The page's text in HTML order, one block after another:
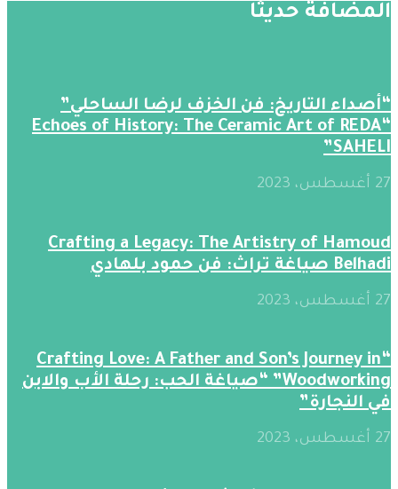
المضافة حديثََا
“أصداء التاريخ: فن الخزف لرضا الساحلي”
“Echoes of History: The Ceramic Art of REDA
SAHELI”
27 أغسطس، 2023
Crafting a Legacy: The Artistry of Hamoud
Belhadi صياغة تراث: فن حمود بلهادي
27 أغسطس، 2023
“Crafting Love: A Father and Son’s Journey in
Woodworking” “صياغة الحب: رحلة الأب والابن
في النجارة”
27 أغسطس، 2023